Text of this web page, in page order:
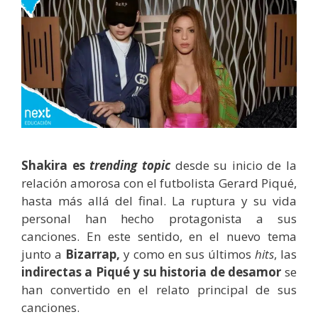
Shakira es trending topicdesde su inicio de la
relación amorosa con el futbolista Gerard Piqué,
hasta más allá del final. La ruptura y su vida
personal han hecho protagonista a sus
canciones. En este sentido, en el nuevo tema
junto a Bizarrap, y como en sus últimos hits, las
indirectas a Piqué y su historia de desamor se
han convertido en el relato principal de sus
canciones.